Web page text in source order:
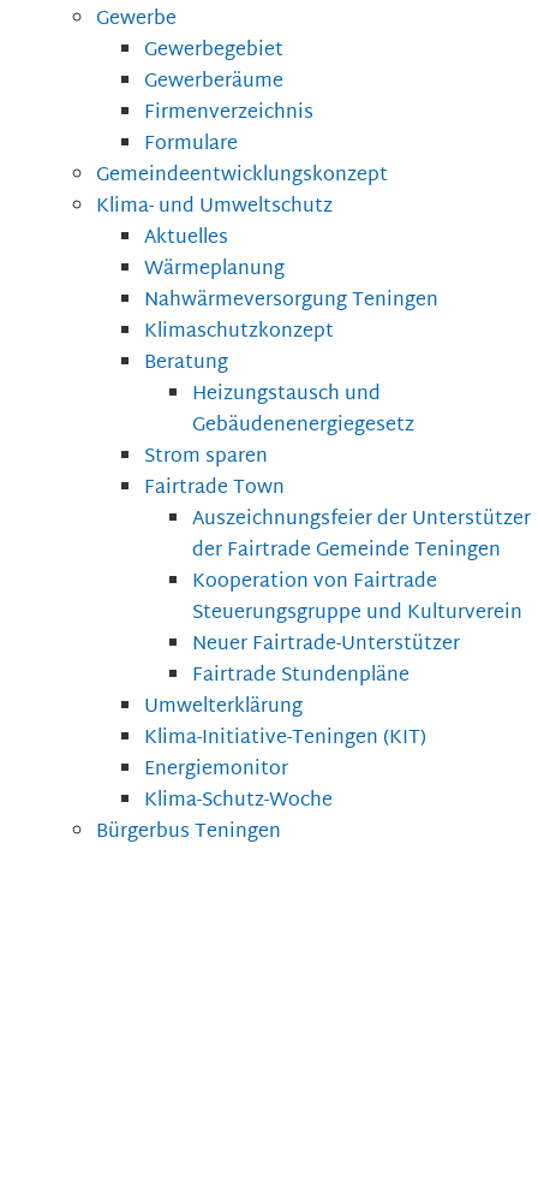
Gewerbe
Gewerbegebiet
Gewerberäume
Firmenverzeichnis
Formulare
Gemeindeentwicklungskonzept
Klima- und Umweltschutz
Aktuelles
Wärmeplanung
Nahwärmeversorgung Teningen
Klimaschutzkonzept
Beratung
Heizungstausch und
Gebäudenenergiegesetz
Strom sparen
Fairtrade Town
Auszeichnungsfeier der Unterstützer
der Fairtrade Gemeinde Teningen
Kooperation von Fairtrade
Steuerungsgruppe und Kulturverein
Neuer Fairtrade-Unterstützer
Fairtrade Stundenpläne
Umwelterklärung
Klima-Initiative-Teningen (KIT)
Energiemonitor
Klima-Schutz-Woche
Bürgerbus Teningen